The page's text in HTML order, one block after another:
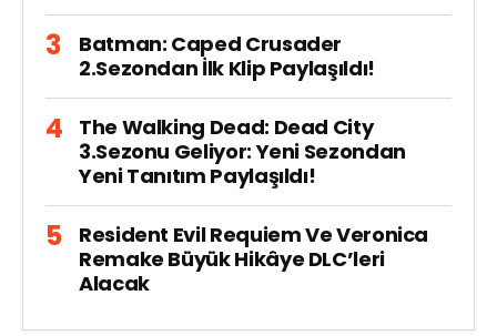
Batman: Caped Crusader
2.Sezondan İlk Klip Paylaşıldı!
The Walking Dead: Dead City
3.Sezonu Geliyor: Yeni Sezondan
Yeni Tanıtım Paylaşıldı!
Resident Evil Requiem Ve Veronica
Remake Büyük Hikâye DLC’leri
Alacak